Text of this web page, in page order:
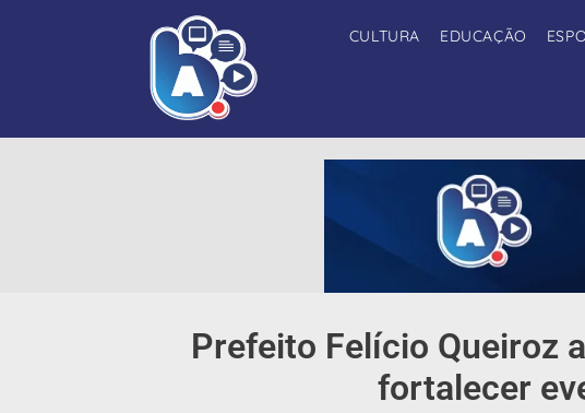
CULTURA EDUCAÇÃO
Prefeito Felício Queiroz
fortalecer